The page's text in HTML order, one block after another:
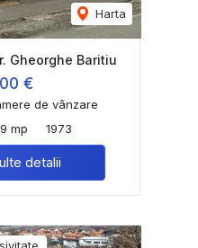
Harta
Gheorghe Baritiu
€
de vânzare
mp 1973
detalii